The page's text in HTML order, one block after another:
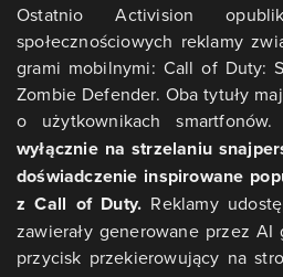
Ostatnio Activision
społecznościowych reklamy
grami mobilnymi: Call of Duty:
Zombie Defender. Oba tytuły
o użytkownikach
wyłącznie na strzelaniu
doświadczenie inspirowane
z Call of Duty. Reklamy
zawierały generowane przez
przycisk przekierowujący na